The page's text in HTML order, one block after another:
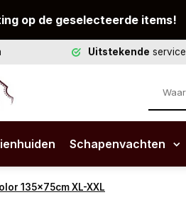
op de geselecteerde items!
Uitstekende service
Schapenvachten
135x75cm XL-XXL